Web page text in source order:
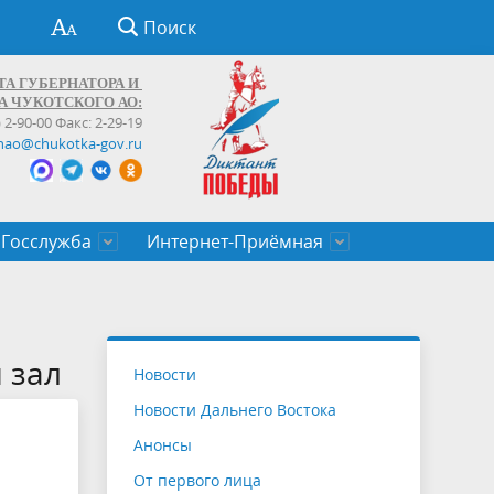
Поиск
ГУБЕРНАТОРА И
ЧУКОТСКОГО АО:
2-90-00 Факс: 2-29-19
gov.ru
Госслужба
служащих Чукотского автономного
Интернет-Приёмная
Новости
Новости Дальнего Востока
Анонсы
От первого лица